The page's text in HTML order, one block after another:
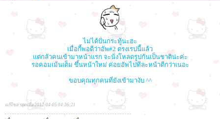
ไม่ได้ปั่นกระทู้นะฮะ
เมื่อกี้พอดีว่าอัพ#2 ตรงเรปนี้แล้ว
แต่กลัวคนเข้ามาหน้าแรก จะนั่งโหลดรูปกันเป็นชาติน่ะค่ะ
รอคอมเม้นเต็ม ขึ้นหน้าใหม่ ค่อยอัพไปทีละหน้าดีกว่าเนอะ
ขอบคุณทุกคนที่ยังเข้ามางับ ^^
แก้ไขล่าสุดเมื่อ 2012-04-05 04:36:21